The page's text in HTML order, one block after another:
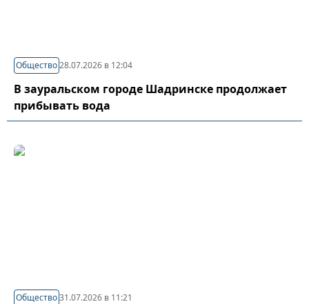
Общество28.07.2026 в 12:04
В зауральском городе Шадринске продолжает
прибывать вода
Общество31.07.2026 в 11:21